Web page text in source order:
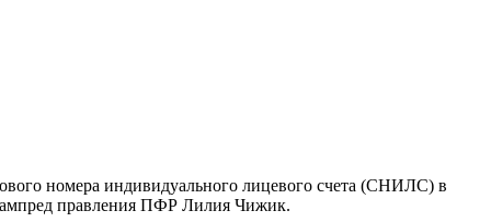
номера индивидуального лицевого счета (СНИЛС) в
правления ПФР Лилия Чижик.